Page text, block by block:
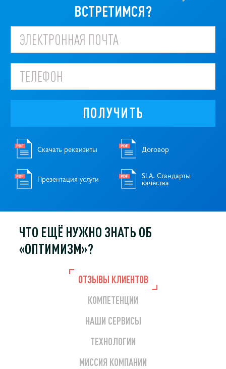
ВСТРЕТИМСЯ?
ПОЛУЧИТЬ
Скачать реквизиты Договор
Презентация услуги SLA. Стандарты
качества
ЧТО ЕЩЁ НУЖНОЗНАТЬ ОБ
«ОПТИМИЗМ»?
ОТЗЫВЫ КЛИЕНТОВ
КОМПЕТЕНЦИИ
НАШИ СЕРВИСЫ
ТЕХНОЛОГИИ
МИССИЯ КОМПАНИИ